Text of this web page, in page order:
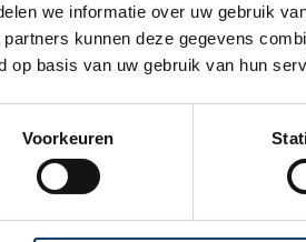
we informatie over uw gebruik
kunnen deze gegevens
op basis van uw gebruik van hun
Voorkeuren
afgeschaft per 1 januari
gewoon gelden.
LIV wordt onder meer gebruikt voor
loonkostenvoordelen betreft
verruimd van het